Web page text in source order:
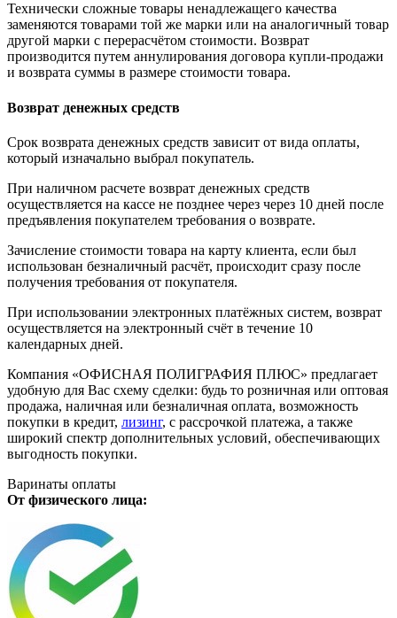
Технически сложные товары ненадлежащего качества
заменяются товарами той же марки или на аналогичный товар
другой марки с перерасчётом стоимости. Возврат
производится путем аннулирования договора купли-продажи
и возврата суммы в размере стоимости товара.
Возврат денежных средств
Срок возврата денежных средств зависит от вида оплаты,
который изначально выбрал покупатель.
При наличном расчете возврат денежных средств
осуществляется на кассе не позднее через через 10 дней после
предъявления покупателем требования о возврате.
Зачисление стоимости товара на карту клиента, если был
использован безналичный расчёт, происходит сразу после
получения требования от покупателя.
При использовании электронных платёжных систем, возврат
осуществляется на электронный счёт в течение 10
календарных дней.
Компания «ОФИСНАЯ ПОЛИГРАФИЯ ПЛЮС» предлагает
удобную для Вас схему сделки: будь то розничная или оптовая
продажа, наличная или безналичная оплата, возможность
покупки в кредит, лизинг, с рассрочкой платежа, а также
широкий спектр дополнительных условий, обеспечивающих
выгодность покупки.
Варинаты оплаты
От физического лица: